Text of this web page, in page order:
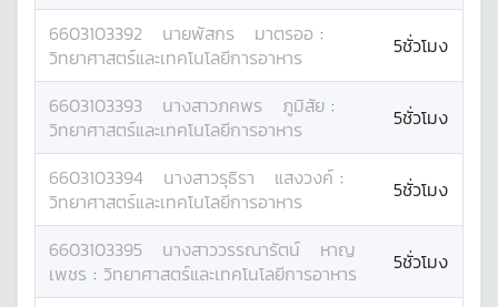
6603103392 นายพัสกร มาตรออ :
วิทยาศาสตร์และเทคโนโลยีการอาหาร
5ชั่วโมง
6603103393 นางสาวภคพร ภูมิสัย :
วิทยาศาสตร์และเทคโนโลยีการอาหาร
5ชั่วโมง
6603103394 นางสาวรุธิรา แสงวงค์ :
วิทยาศาสตร์และเทคโนโลยีการอาหาร
5ชั่วโมง
6603103395 นางสาววรรณารัตน์
หาญ
เพชร : วิทยาศาสตร์และเทคโนโลยีการอาหาร 5ชั่วโมง